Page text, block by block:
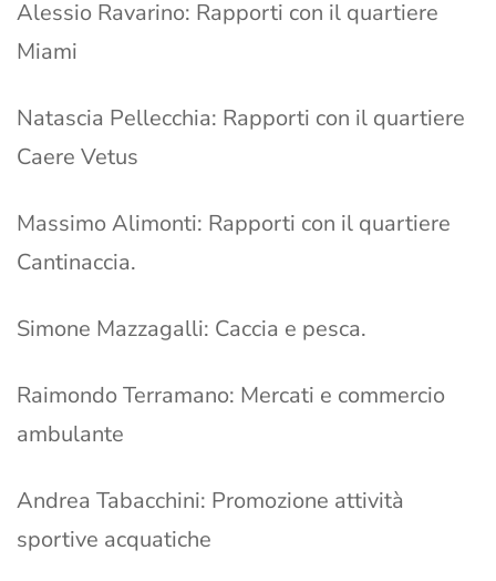
Alessio Ravarino: Rapporti con il quartiere
Miami
Natascia Pellecchia: Rapporti con il quartiere
Caere Vetus
Massimo Alimonti: Rapporti con il quartiere
Cantinaccia.
Simone Mazzagalli: Caccia e pesca.
Raimondo Terramano: Mercati e commercio
ambulante
Andrea Tabacchini: Promozione attività
sportive acquatiche